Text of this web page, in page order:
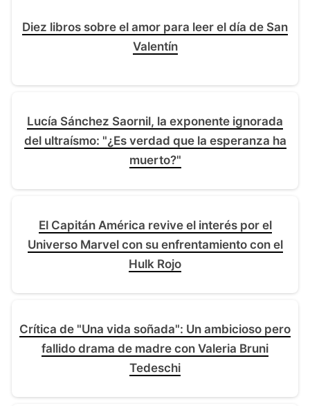
Diez libros sobre el amor para leer el día de San
Valentín
Lucía Sánchez Saornil, la exponente ignorada
del ultraísmo: "¿Es verdad que la esperanza ha
muerto?"
El Capitán América revive el interés por el
Universo Marvel con su enfrentamiento con el
Hulk Rojo
Crítica de "Una vida soñada": Un ambicioso pero
fallido drama de madre con Valeria Bruni
Tedeschi